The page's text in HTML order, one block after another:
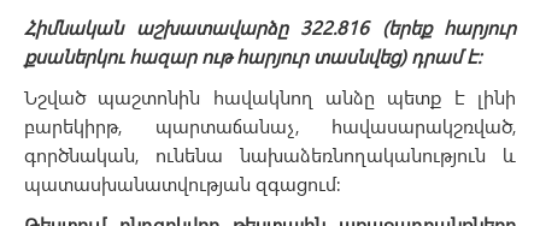
Հիմնական աշխատավարձը 322.816 (երեք հարյուր
քսաներկու հազար ութ հարյուր տասնվեց) դրամ է:
Նշված պաշտոնին հավակնող անձը պետք է լինի
բարեկիրթ, պարտաճանաչ, հավասարակշռված,
գործնական, ունենա նախաձեռնողականություն և
պատասխանատվության զգացում: